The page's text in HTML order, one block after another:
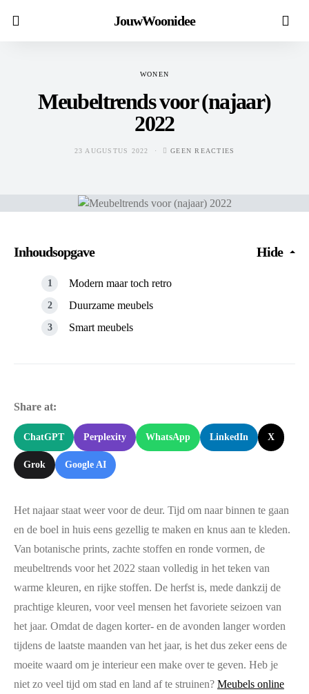
JouwWoonidee
WONEN
Meubeltrends voor (najaar)
2022
23 AUGUSTUS 2022 GEEN REACTIES
Inhoudsopgave Hide
Modern maar toch retro
Duurzame meubels
Smart meubels
Share at:
ChatGPT Perplexity WhatsApp LinkedIn X
Grok Google AI
Het najaar staat weer voor de deur. Tijd om naar binnen te gaan
en de boel in huis eens gezellig te maken en knus aan te kleden.
Van botanische prints, zachte stoffen en ronde vormen, de
meubeltrends voor het 2022 staan volledig in het teken van
warme kleuren, en rijke stoffen. De herfst is, mede dankzij de
prachtige kleuren, voor veel mensen het favoriete seizoen van
het jaar. Omdat de dagen korter- en de avonden langer worden
tijdens de laatste maanden van het jaar, is het dus zeker eens de
moeite waard om je interieur een make over te geven. Heb je
niet zo veel tijd om stad en land af te struinen? Meubels online